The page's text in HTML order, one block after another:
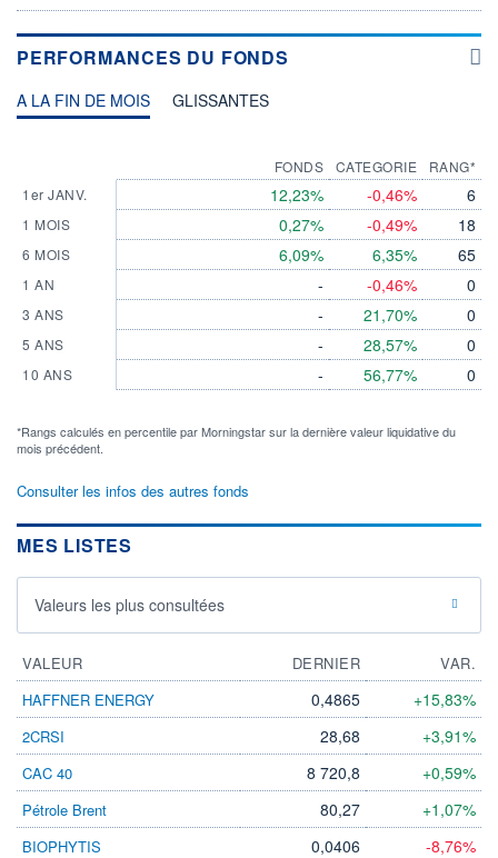
PERFORMANCES DU FONDS
A LA FIN DE MOIS GLISSANTES
1er JANV.
1 MOIS
6 MOIS
1 AN
3 ANS
5 ANS
10 ANS
FONDS
12,23%
0,27%
6,09%
-
-
-
-
CATEGORIE
-0,46%
-0,49%
6,35%
-0,46%
21,70%
28,57%
56,77%
RANG*
6
18
65
0
0
0
0
*Rangs calculés en percentile par Morningstar sur la dernière valeur liquidative du
mois précédent.
Consulter les infos des autres fonds
MES LISTES
Valeurs les plus consultées
VALEUR DERNIER
VAR.
HAFFNER ENERGY
0,4865 +15,83%
2CRSI 28,68 +3,91%
CAC 40 8 720,8 +0,59%
Pétrole Brent 80,27 +1,07%
BIOPHYTIS 0,0406 -8,76%